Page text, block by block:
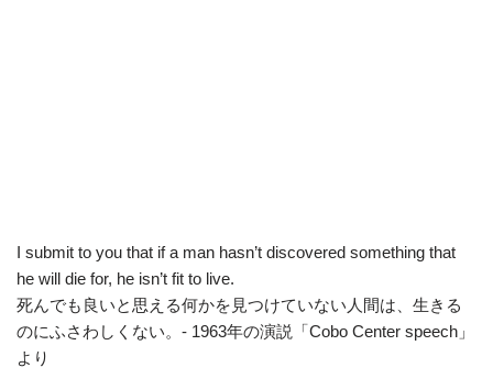
I submit to you that if a man hasn’t discovered something that
he will die for, he isn’t fit to live.
死んでも良いと思える何かを見つけていない人間は、生きる
のにふさわしくない。- 1963年の演説「Cobo Center speech」
より